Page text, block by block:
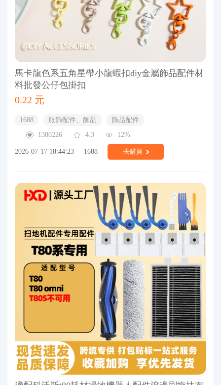
馬卡龍色系五角星帶小龍蝦扣diy金屬飾品配件材
料批發公仔包掛扣
0.22 元
1688 服飾配件、飾品
飾品配件
1380226
4.3 12%
2026-07-17 18:44:23 1688 去購買